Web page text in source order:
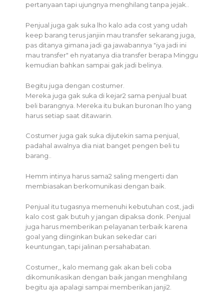
pertanyaan tapi ujungnya menghilang tanpa jejak..
Penjual juga gak suka lho kalo ada cost yang udah
keep barang terus janjiin mau transfer sekarang juga,
pas ditanya gimana jadi ga jawabannya "iya jadi ini
mau transfer" eh nyatanya dia transfer berapa Minggu
kemudian bahkan sampai gak jadi belinya.
Begitu juga dengan costumer.
Mereka juga gak suka di kejar2 sama penjual buat
beli barangnya. Mereka itu bukan buronan lho yang
harus setiap saat ditawarin.
Costumer juga gak suka dijutekin sama penjual,
padahal awalnya dia niat banget pengen beli tu
barang..
Hemm intinya harus sama2 saling mengerti dan
membiasakan berkomunikasi dengan baik.
Penjual itu tugasnya memenuhi kebutuhan cost, jadi
kalo cost gak butuh y jangan dipaksa donk. Penjual
juga harus memberikan pelayanan terbaik karena
goal yang diinginkan bukan sekedar cari
keuntungan, tapi jalinan persahabatan.
Costumer,, kalo memang gak akan beli coba
dikomunikasikan dengan baik jangan menghilang
begitu aja apalagi sampai memberikan janji2.